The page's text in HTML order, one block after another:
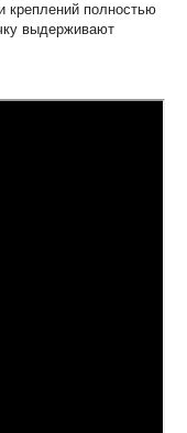
креплений полностью
выдерживают